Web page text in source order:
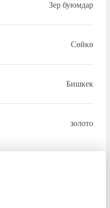
Зер буюмдар
Сөйкө
Бишкек
золото